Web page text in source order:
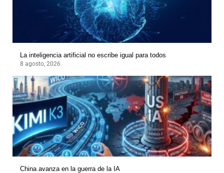
La inteligencia artificial no escribe igual para todos
8 agosto, 2026
China avanza en la guerra de la IA